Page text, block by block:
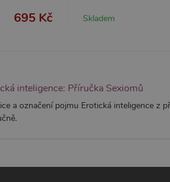
695 Kč Skladem
inteligence: Příručka Sexiomů
a označení pojmu Erotická inteligence z